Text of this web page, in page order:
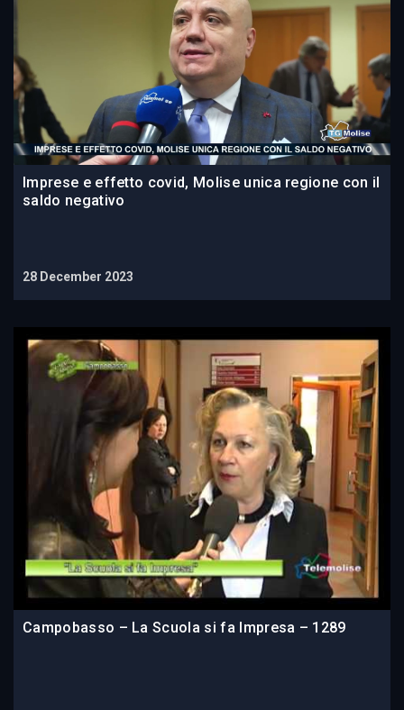
Imprese e effetto covid, Molise unica regione con il
saldo negativo
28 December 2023
Campobasso – La Scuola si fa Impresa – 1289